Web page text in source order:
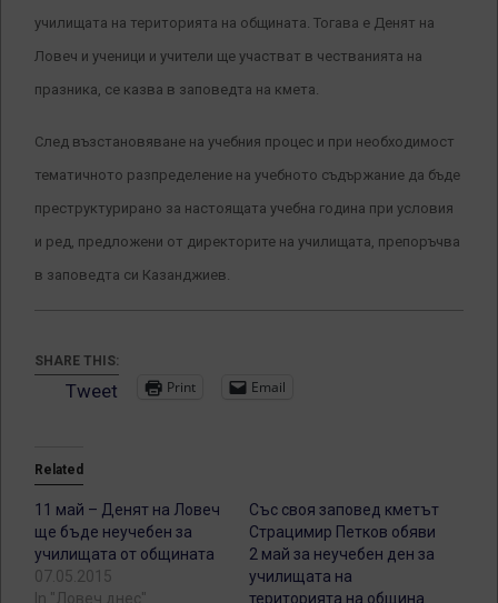
училищата на територията на общината. Тогава е Денят на
Ловеч и ученици и учители ще участват в честванията на
празника, се казва в заповедта на кмета.
След възстановяване на учебния процес и при необходимост
тематичното разпределение на учебното съдържание да бъде
преструктурирано за настоящата учебна година при условия
и ред, предложени от директорите на училищата, препоръчва
в заповедта си Казанджиев.
SHARE THIS:
Tweet Print Email
Related
11 май – Денят на Ловеч
ще бъде неучебен за
училищата от общината
07.05.2015
In "Ловеч днес"
Със своя заповед кметът
Страцимир Петков обяви
2 май за неучебен ден за
училищата на
територията на община